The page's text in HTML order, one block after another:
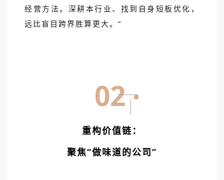
经营方法。深耕本行业、找到自身短板优化，
远比盲目跨界胜算更大。”
02
重构价值链：
聚焦“做味道的公司”